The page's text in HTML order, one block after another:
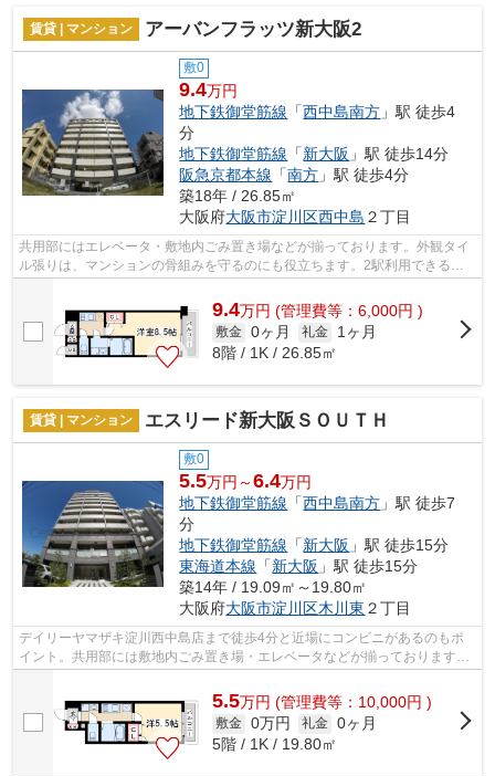
賃貸 | マンション アーバンフラッツ新大阪2
敷0
9.4万円
地下鉄御堂筋線 「西中島南方 」駅 徒歩4
分
地下鉄御堂筋線 「新大阪 」駅 徒歩14分
阪急京都本線 「南方 」駅 徒歩4分
築18年 / 26.85㎡
大阪府大阪市淀川区西中島 ２丁目
共用部にはエレベータ・敷地内ごみ置き場などが揃っております。外観タイ
ル張りは、マンションの骨組みを守るのにも役立ちます。2駅利用できる場
所にあるので利便性が高いです。眺望良...
9.4万円 (管理費等：6,000円 )
敷金 0ヶ月 礼金
1ヶ月
8階 / 1K / 26.85㎡
賃貸 | マンション エスリード新大阪ＳＯＵＴＨ
敷0
5.5万円～6.4万円
地下鉄御堂筋線 「西中島南方 」駅 徒歩7
分
地下鉄御堂筋線 「新大阪 」駅 徒歩15分
東海道本線 「新大阪 」駅 徒歩15分
築14年 / 19.09㎡～19.80㎡
大阪府大阪市淀川区木川東 ２丁目
デイリーヤマザキ淀川西中島店まで徒歩4分と近場にコンビニがあるのもポ
イント。共用部には敷地内ごみ置き場・エレベータなどが揃っております。
通風システムが整った、住環境の良い安...
5.5万円 (管理費等：10,000円 )
敷金 0万円 礼金 0ヶ月
5階 / 1K / 19.80㎡